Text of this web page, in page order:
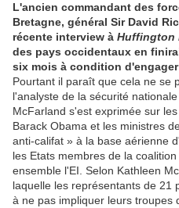
L'ancien commandant des
Bretagne, général Sir David
récente interview à Huffington
des pays occidentaux en
six mois à condition
Pourtant il paraît que cela ne se
l'analyste de la sécurité
McFarland s'est exprimée sur
Barack Obama et les ministres
anti-califat » à la base aérienne
les Etats membres de la
ensemble l'EI. Selon Kathleen
laquelle les représentants de 21
à ne pas impliquer leurs troupes